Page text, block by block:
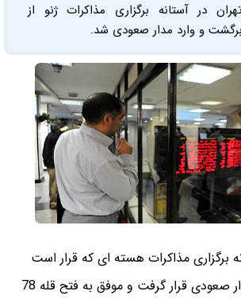
در آستانه برگزاری مذاکرات ژنو از
برگزاری مذاکرات هسته ای که قرار است
فردا برگزار شود در مدار صعودی قرار گرفت و موفق به فتح قله 78